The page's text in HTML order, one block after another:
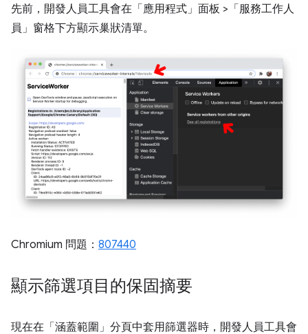
先前，開發人員工具會在「應用程式」 面板 >「服務工作人
員」 窗格下方顯示巢狀清單。
Chromium 問題： 807440
顯示篩選項目的保固摘要
現在在「涵蓋範圍」 分頁中套用篩選器時，開發人員工具會